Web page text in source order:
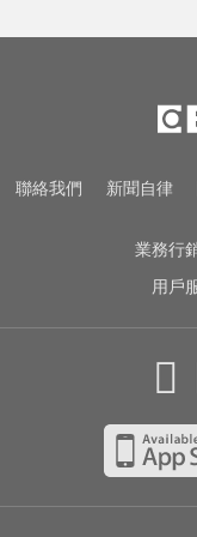
蔡裕昌
女藝人
檔成鐵證
千金股
聯絡我們 新聞自律
業務行
用戶